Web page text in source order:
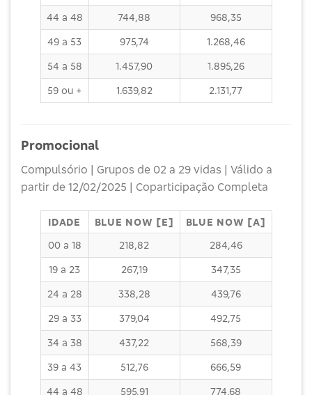
44 a 48 744,88 968,35
49 a 53 975,74 1.268,46
54 a 58 1.457,90 1.895,26
59 ou + 1.639,82 2.131,77
Promocional
Compulsório | Grupos de 02 a 29 vidas | Válido a
partir de 12/02/2025 | Coparticipação Completa
IDADE BLUE NOW [E]
BLUE NOW [A]
00 a 18
218,82 284,46
19 a 23 267,19 347,35
24 a 28 338,28 439,76
29 a 33 379,04 492,75
34 a 38 437,22 568,39
39 a 43 512,76 666,59
44 a 48 595,91 774,68